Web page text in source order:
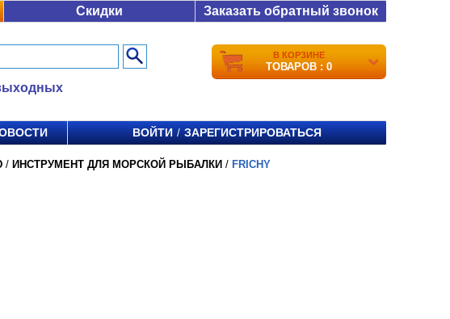
Скидки Заказать обратный звонок
В КОРЗИНЕ
ТОВАРОВ : 0
ВОЙТИ / ЗАРЕГИСТРИРОВАТЬСЯ
/ ИНСТРУМЕНТ ДЛЯ МОРСКОЙ РЫБАЛКИ / FRICHY